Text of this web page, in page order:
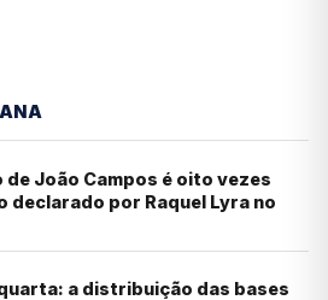
de João Campos é oito vezes
declarado por Raquel Lyra no
a distribuição das bases